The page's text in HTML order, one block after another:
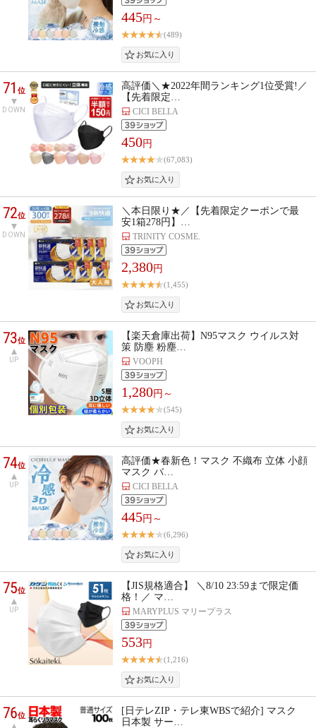
445円～
(489)
71位
DOWN
高評価＼★2022年間ランキング1位受賞!／
【先着限定…
CICI BELLA
450円
(67,083)
72位
DOWN
＼本日限り★／【先着限定クーポンで最
安1箱278円】…
TRINITY COSME.
2,380円
(1,455)
73位
UP
【楽天倉庫出荷】N95マスク ウイルス対
策 防塵 粉塵…
VOOPH
1,280円～
(545)
74位
UP
高評価★春新色！マスク 不織布 立体 小顔
マスク バ…
CICI BELLA
445円～
(6,296)
75位
UP
【JIS規格適合】 ＼8/10 23:59まで限定価
格！／ マ…
MARYPLUS マリープラス
553円
(1,216)
76位
[日テレZIP・テレ東WBSで紹介] マスク
日本製 サー…